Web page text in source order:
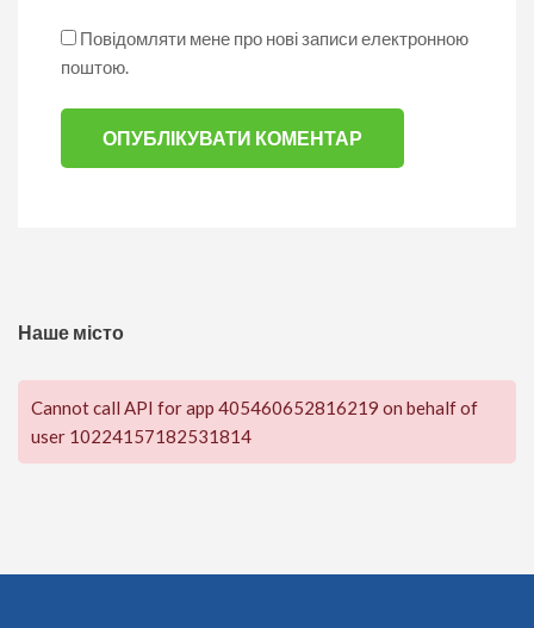
Повідомляти мене про нові записи електронною
поштою.
Наше місто
Cannot call API for app 405460652816219 on behalf of
user 10224157182531814